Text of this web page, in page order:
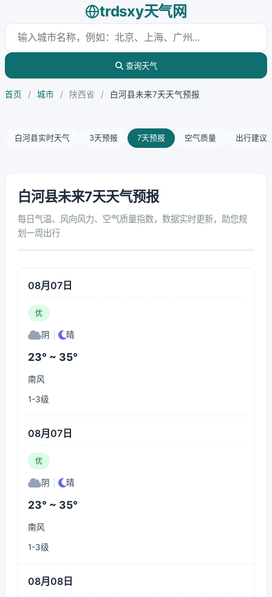
trdsxy天气网
查询天气
首页 / 城市 / 陕西省 / 白河县未来7天天气预报
白河县实时天气 3天预报 7天预报 空气质量 出行建议
白河县未来7天天气预报
每日气温、风向风力、空气质量指数，数据实时更新，助您规
划一周出行
08月07日
优
阴 晴
23° ~ 35°
南风
1-3级
08月07日
优
阴 晴
23° ~ 35°
南风
1-3级
08月08日